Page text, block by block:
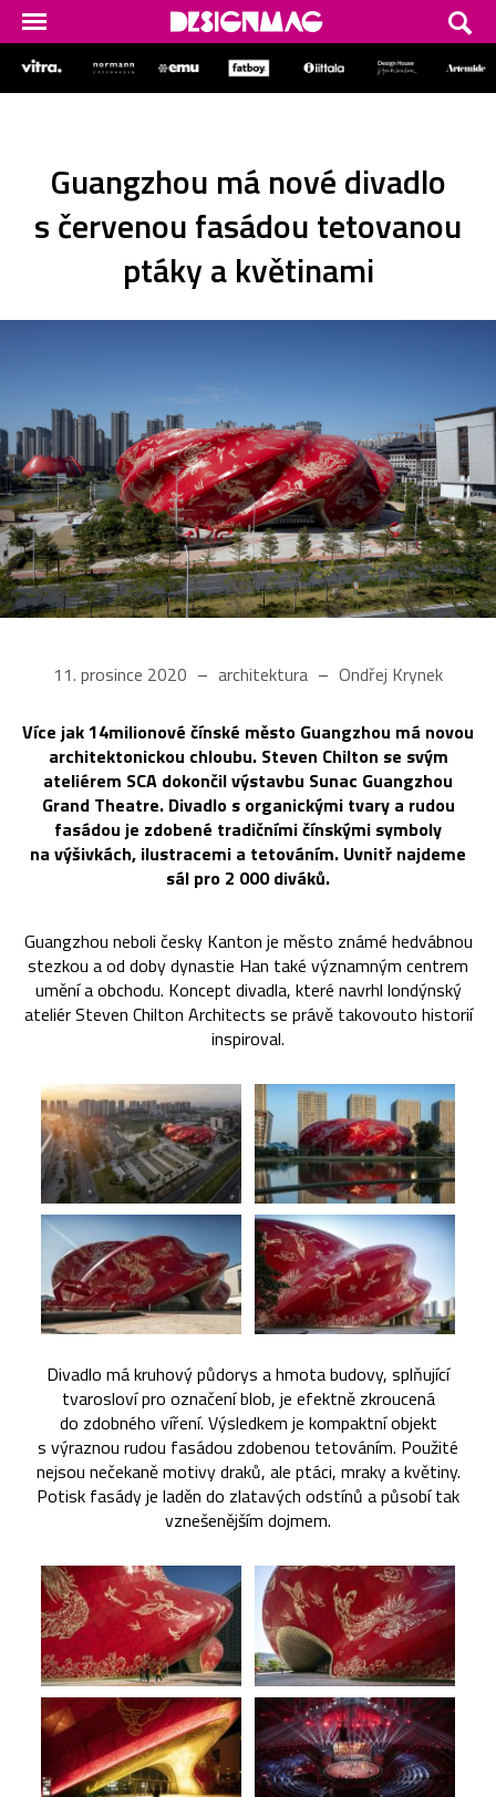
Guangzhou má nové divadlo
s červenou fasádou tetovanou
ptáky a květinami
11. prosince 2020 architektura Ondřej Krynek
Více jak 14milionové čínské město Guangzhou má novou
architektonickou chloubu. Steven Chilton se svým
ateliérem SCA dokončil výstavbu Sunac Guangzhou
Grand Theatre. Divadlo s organickými tvary a rudou
fasádou je zdobené tradičními čínskými symboly
na výšivkách, ilustracemi a tetováním. Uvnitř najdeme
sál pro 2 000 diváků.
Guangzhou neboli česky Kanton je město známé hedvábnou
stezkou a od doby dynastie Han také významným centrem
umění a obchodu. Koncept divadla, které navrhl londýnský
ateliér Steven Chilton Architects se právě takovouto historií
inspiroval.
Divadlo má kruhový půdorys a hmota budovy, splňující
tvarosloví pro označení blob, je efektně zkroucená
do zdobného víření. Výsledkem je kompaktní objekt
s výraznou rudou fasádou zdobenou tetováním. Použité
nejsou nečekaně motivy draků, ale ptáci, mraky a květiny.
Potisk fasády je laděn do zlatavých odstínů a působí tak
vznešenějším dojmem.